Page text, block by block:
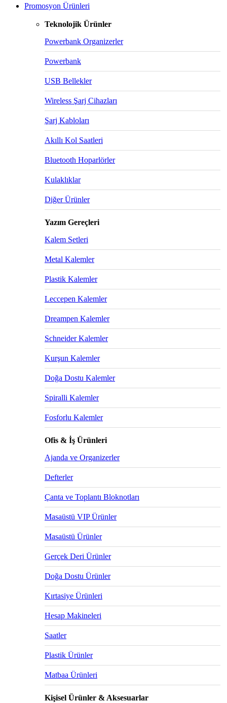
Promosyon Ürünleri
Teknolojik Ürünler
Powerbank Organizerler
Powerbank
USB Bellekler
Wireless Şarj Cihazları
Şarj Kabloları
Akıllı Kol Saatleri
Bluetooth Hoparlörler
Kulaklıklar
Diğer Ürünler
Yazım Gereçleri
Kalem Setleri
Metal Kalemler
Plastik Kalemler
Leccepen Kalemler
Dreampen Kalemler
Schneider Kalemler
Kurşun Kalemler
Doğa Dostu Kalemler
Spiralli Kalemler
Fosforlu Kalemler
Ofis & İş Ürünleri
Ajanda ve Organizerler
Defterler
Çanta ve Toplantı Bloknotları
Masaüstü VIP Ürünler
Masaüstü Ürünler
Gerçek Deri Ürünler
Doğa Dostu Ürünler
Kırtasiye Ürünleri
Hesap Makineleri
Saatler
Plastik Ürünler
Matbaa Ürünleri
Kişisel Ürünler & Aksesuarlar